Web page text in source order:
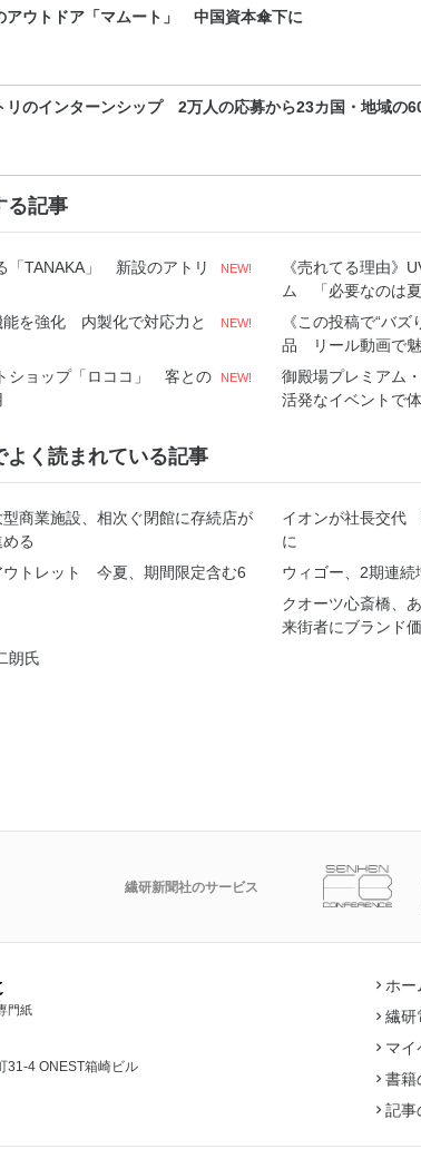
アウトドア「マムート」 中国資本傘下に
リのインターンシップ 2万人の応募から23カ国・地域の
る記事
「TANAKA」 新設のアトリ
NEW!
《売れてる理由》
ム 「必要なのは夏
能を強化 内製化で対応力と
NEW!
《この投稿で“バ
品 リール動画で魅
ショップ「ロココ」 客との
NEW!
御殿場プレミアム
活発なイベントで
よく読まれている記事
商業施設、相次ぐ閉館に存続店が
る
イオンが社長交代
に
ウトレット 今夏、期間限定含む6
ウィゴー、2期連
クオーツ心斎橋、
来街者にブランド
朗氏
繊研新聞社のサービス
門紙
31-4 ONEST箱崎ビル
ホー
繊研
マイ
書籍
記事